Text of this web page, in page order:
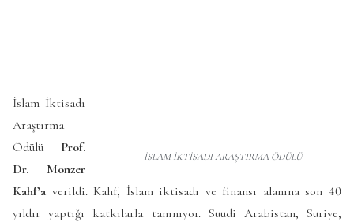
İSLAM İKTİSADI ARAŞTIRMA ÖDÜLÜ
İslam İktisadı
Araştırma
Ödülü Prof.
Dr. Monzer
Kahf’a verildi. Kahf, İslam iktisadı ve finansı alanına son 40
yıldır yaptığı katkılarla tanınıyor. Suudi Arabistan, Suriye,